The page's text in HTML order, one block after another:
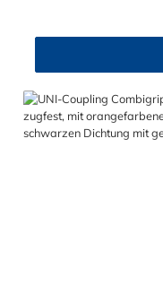
konisch gestempelter
axiale Haltekräfte
Belastung 0,1–0,3
Edelstahl, Gusseisen oder
schnelle Montage: Keine Flanscharbeiten, Schweißen, Sicken
oder Gewindefertigung nötig
Vibration und Vakuum Vielseitig, sicher,